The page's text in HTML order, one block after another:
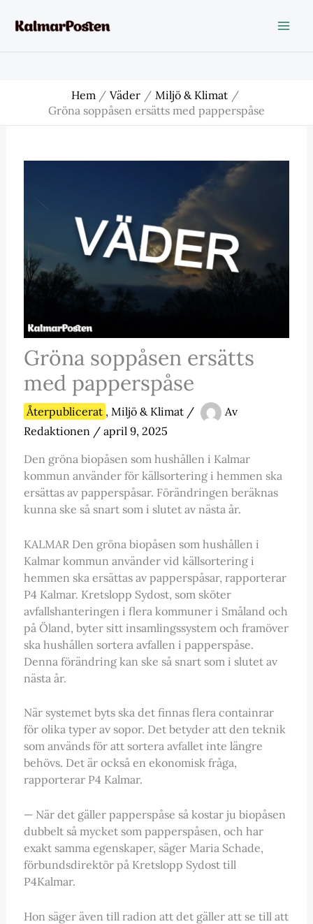
Hem Väder
Miljö & Klimat
Gröna soppåsen ersätts med papperspåse
Gröna soppåsen ersätts
med papperspåse
Återpublicerat , Miljö & Klimat/
Av
Redaktionen / april 9, 2025
Den gröna biopåsen som hushållen i Kalmar
kommun använder för källsortering i hemmen ska
ersättas av papperspåsar. Förändringen beräknas
kunna ske så snart som i slutet av nästa år.
KALMAR Den gröna biopåsen som hushållen i
Kalmar kommun använder vid källsortering i
hemmen ska ersättas av papperspåsar, rapporterar
P4 Kalmar. Kretslopp Sydost, som sköter
avfallshanteringen i flera kommuner i Småland och
på Öland, byter sitt insamlingssystem och framöver
ska hushållen sortera avfallen i papperspåse.
Denna förändring kan ske så snart som i slutet av
nästa år.
När systemet byts ska det finnas flera containrar
för olika typer av sopor. Det betyder att den teknik
som används för att sortera avfallet inte längre
behövs. Det är också en ekonomisk fråga,
rapporterar P4 Kalmar.
— När det gäller papperspåse så kostar ju biopåsen
dubbelt så mycket som papperspåsen, och har
exakt samma egenskaper, säger Maria Schade,
förbundsdirektör på Kretslopp Sydost till
P4Kalmar.
Hon säger även till radion att det gäller att se till att